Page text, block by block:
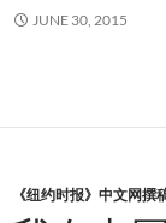
JUNE 30, 2015
《纽约时报》中文网撰